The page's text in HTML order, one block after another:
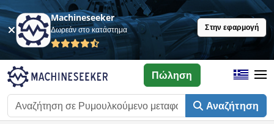
Machineseeker
Δωρεάν στο κατάστημα Στην εφαρμογή
Αναζήτηση
Πώληση